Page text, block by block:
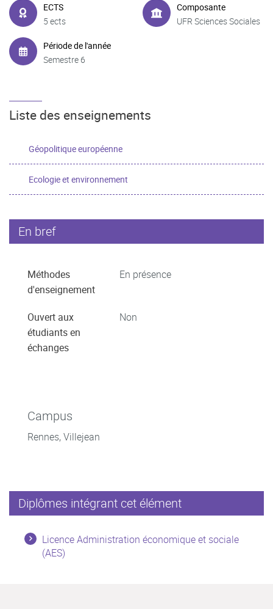
ECTS
5 ects
Composante
UFR Sciences Sociales
Période de l'année
Semestre 6
Liste des enseignements
Géopolitique européenne
Ecologie et environnement
En bref
Méthodes
d'enseignement
En présence
Ouvert aux
étudiants en
échanges
Non
Campus
Rennes, Villejean
Diplômes intégrant cet élément
Licence Administration économique et sociale
(AES)